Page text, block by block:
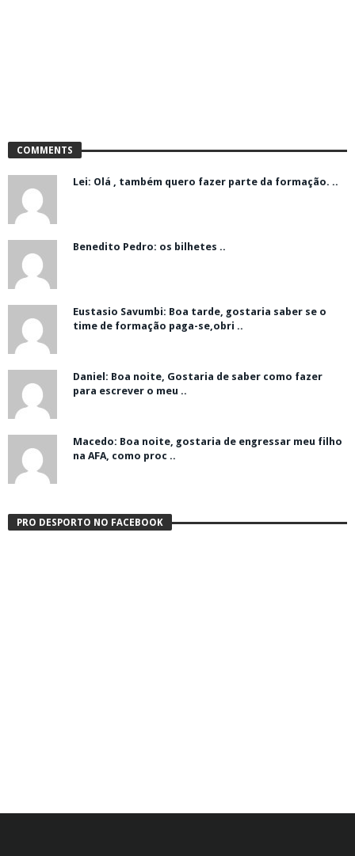
COMMENTS
Lei: Olá , também quero fazer parte da formação. ..
Benedito Pedro: os bilhetes ..
Eustasio Savumbi: Boa tarde, gostaria saber se o
time de formação paga-se,obri ..
Daniel: Boa noite, Gostaria de saber como fazer
para escrever o meu ..
Macedo: Boa noite, gostaria de engressar meu filho
na AFA, como proc ..
PRO DESPORTO NO FACEBOOK